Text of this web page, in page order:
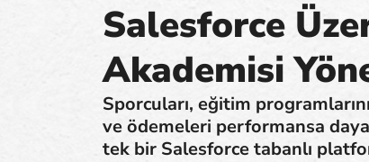
Salesforce
Akademisi
Sporcuları, eğitim
ve ödemeleri performansa
tek bir Salesforce tabanlı